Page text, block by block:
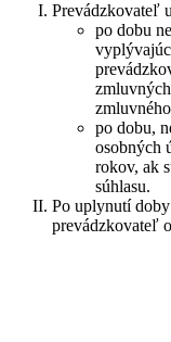
Prevádzkovateľ
po dobu
po dobu,
osobných
rokov, ak
súhlasu.
Po uplynutí
prevádzkovateľ